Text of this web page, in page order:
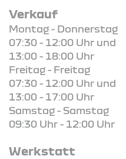
Verkauf
Montag - Donnerstag
07:30 - 12:00 Uhr und
13:00 - 18:00 Uhr
Freitag - Freitag
07:30 - 12:00 Uhr und
13:00 - 17:00 Uhr
Samstag - Samstag
09:30 Uhr - 12:00 Uhr
Werkstatt